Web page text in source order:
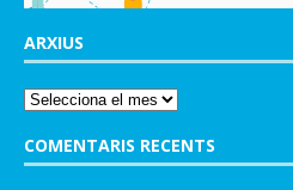
ARXIUS
COMENTARIS RECENTS